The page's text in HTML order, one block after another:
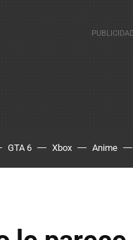
GTA 6 Xbox Anime